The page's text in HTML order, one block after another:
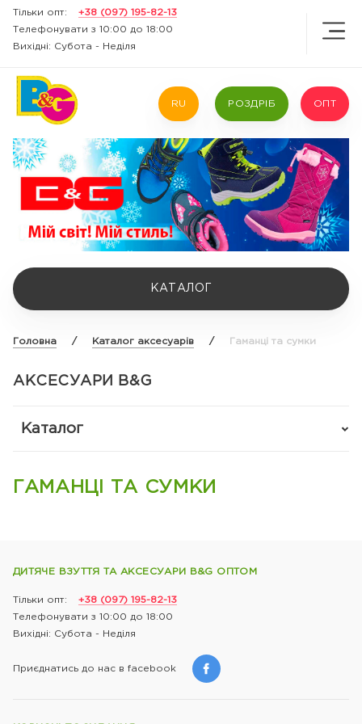
Тільки опт:
+38 (097) 195-82-13
Телефонувати з 10:00 до 18:00
Вихідні: Субота - Неділя
RU РОЗДРІБ ОПТ
КАТАЛОГ
Головна / Каталог аксесуарів / Гаманці та сумки
АКСЕСУАРИ B&G
Каталог
ГАМАНЦІ ТА СУМКИ
ДИТЯЧЕ ВЗУТТЯ ТА АКСЕСУАРИ B&G ОПТОМ
Тільки опт:
+38 (097) 195-82-13
Телефонувати з 10:00 до 18:00
Вихідні: Субота - Неділя
Приєднатись до нас в facebook